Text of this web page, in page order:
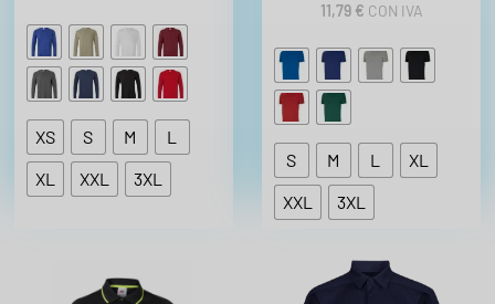
XS S M
L
XL
XXL 3XL
11,79 € CON IVA
S M L
XL
XXL
3XL